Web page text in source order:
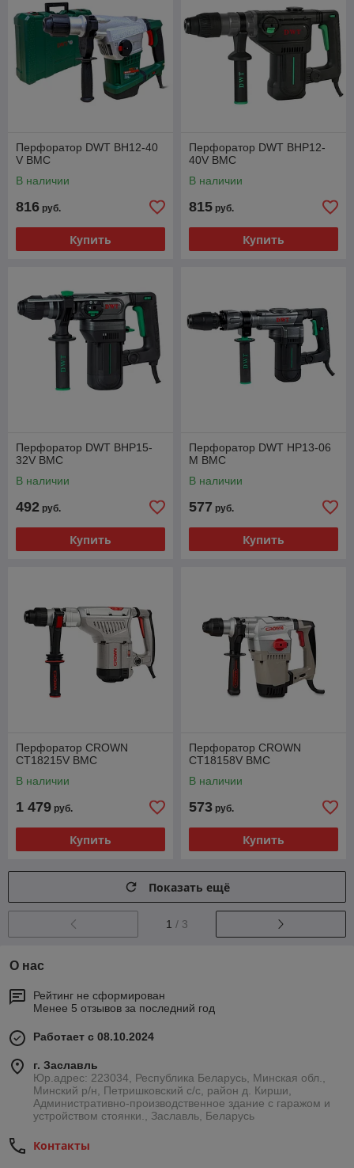
Перфоратор DWT BH12-40
V BMC
В наличии
816 руб.
Купить
Перфоратор DWT BHP12-
40V BMC
В наличии
815 руб.
Купить
Перфоратор DWT BHP15-
32V BMC
В наличии
492 руб.
Купить
Перфоратор DWT HP13-06
M BMC
В наличии
577 руб.
Купить
Перфоратор CROWN
CT18215V BMC
В наличии
1 479 руб.
Купить
Перфоратор CROWN
CT18158V BMC
В наличии
573 руб.
Купить
Показать ещё
1 / 3
О нас
Рейтинг не сформирован
Менее 5 отзывов за последний год
Работает с 08.10.2024
г. Заславль
Юр.адрес: 223034, Республика Беларусь, Минская обл.,
Минский р/н, Петришковский с/с, район д. Кирши,
Административно-производственное здание с гаражом и
устройством стоянки., Заславль, Беларусь
Контакты